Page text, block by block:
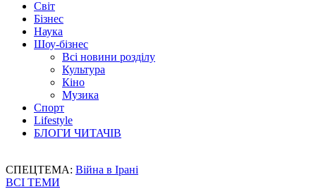
Світ
Бізнес
Наука
Шоу-бізнес
Всі новини розділу
Культура
Кіно
Музика
Спорт
Lifestyle
БЛОГИ ЧИТАЧІВ
СПЕЦТЕМА: Війна в Ірані
ВСІ ТЕМИ